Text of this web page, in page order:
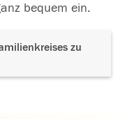
bequem ein.
zu